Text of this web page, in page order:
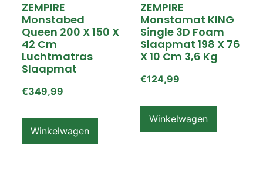
ZEMPIRE
Monstabed
Queen 200 X 150 X
42 Cm
Luchtmatras
Slaapmat
€349,99
Winkelwagen
ZEMPIRE
Monstamat KING
Single 3D Foam
Slaapmat 198 X 76
X 10 Cm 3,6 Kg
€124,99
Winkelwagen